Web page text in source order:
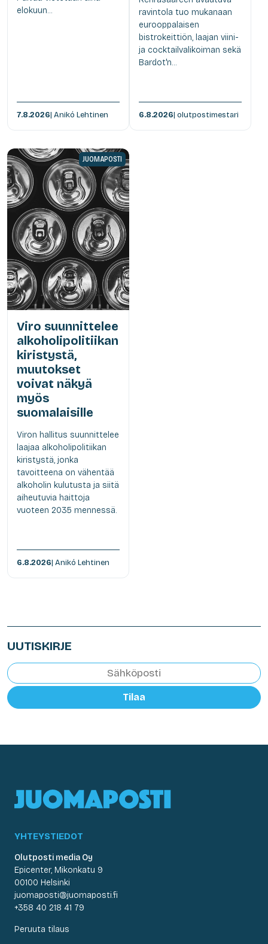
elokuun...
7.8.2026| Anikó Lehtinen
ravintola tuo mukanaan
eurooppalaisen
bistrokeittiön, laajan viini-
ja cocktailvalikoiman sekä
Bardot'n...
6.8.2026| olutpostimestari
JUOMAPOSTI
Viro suunnittelee
alkoholipolitiikan
kiristystä,
muutokset
voivat näkyä
myös
suomalaisille
Viron hallitus suunnittelee
laajaa alkoholipolitiikan
kiristystä, jonka
tavoitteena on vähentää
alkoholin kulutusta ja siitä
aiheutuvia haittoja
vuoteen 2035 mennessä.
6.8.2026| Anikó Lehtinen
UUTISKIRJE
Tilaa
YHTEYSTIEDOT
Olutposti media Oy
Epicenter, Mikonkatu 9
00100 Helsinki
juomaposti@juomaposti.fi
+358 40 218 41 79
Peruuta tilaus